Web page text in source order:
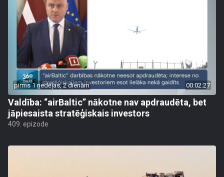
pirms 1 nedēļas, 2 dienām 00:02:27
Valdība: “airBaltic” nākotne nav apdraudēta, bet
jāpiesaista stratēģiskais investors
409. epizode